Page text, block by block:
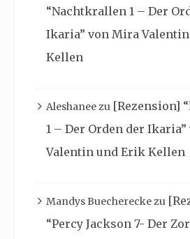
“Nachtkrallen 1 – Der
Ikaria” von Mira
Kellen
Aleshaneezu [Rezension]
1 – Der Orden der
Valentin und Erik Kellen
Mandys Buechereckezu
“Percy Jackson 7- Der